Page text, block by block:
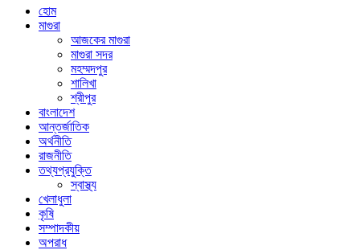
হোম
মাগুরা
আজকের মাগুরা
মাগুরা সদর
মহম্মদপুর
শালিখা
শ্রীপুর
বাংলাদেশ
আন্তর্জাতিক
অর্থনীতি
রাজনীতি
তথ্যপ্রযুক্তি
স্বাস্থ্য
খেলাধুলা
কৃষি
সম্পাদকীয়
অপরাধ